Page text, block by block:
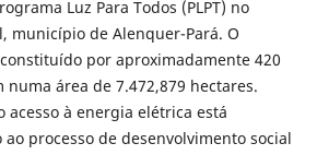
Luz Para Todos (PLPT) no
município de Alenquer-Pará. O
por aproximadamente 420
área de 7.472,879 hectares.
acesso à energia elétrica está
processo de desenvolvimento social